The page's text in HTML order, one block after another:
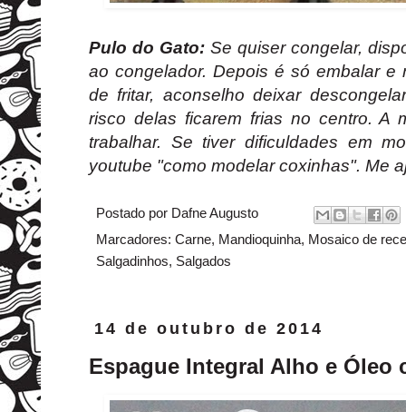
Pulo do Gato: Se quiser congelar,
ao congelador. Depois é só embalar e
de fritar, aconselho deixar
risco delas ficarem frias no centro. A
trabalhar. Se tiver dificuldades em
youtube "como modelar coxinhas". Me
Postado por Dafne Augusto
Marcadores: Carne, Mandioquinha, Mosaico de
Salgadinhos, Salgados
14 de outubro de 2014
Espague Integral Alho e Óleo